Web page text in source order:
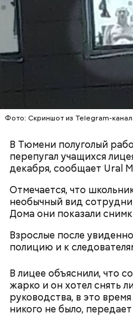
Фото: Скриншот из Telegram-
В Тюмени полуголый
перепугал учащихся
декабря, сообщает Ural
Отмечается, что
необычный вид
Дома они показали
Взрослые после
полицию и к
В лицее объяснили, что
жарко и он хотел снять
руководства, в это
никого не было, передает
Спагетти из
Ингредиенты:
Ранние плоды, по словам